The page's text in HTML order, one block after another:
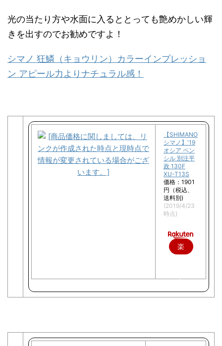
光の当たり方や水面に入るととっても艶めかしい輝
きを出すのでお勧めですよ！
シマノ 狂鱗（キョウリン）カラーインプレッショ
ン アピール力よりナチュラル感！
【SHIMANO
シマノ】'19
オシア ペン
シル 別注平
政 130F
XU-T13S
価格：1901
円（税込、
送料別)
(2019/4/23
時点)
楽
で
購